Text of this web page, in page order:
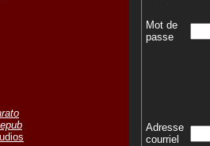
epub
Mot de
passe
Adresse
courriel